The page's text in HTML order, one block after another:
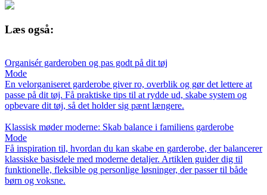
Læs også:
Organisér garderoben og pas godt på dit tøj
Mode
En velorganiseret garderobe giver ro, overblik og gør det lettere at
passe på dit tøj. Få praktiske tips til at rydde ud, skabe system og
opbevare dit tøj, så det holder sig pænt længere.
Klassisk møder moderne: Skab balance i familiens garderobe
Mode
Få inspiration til, hvordan du kan skabe en garderobe, der balancerer
klassiske basisdele med moderne detaljer. Artiklen guider dig til
funktionelle, fleksible og personlige løsninger, der passer til både
børn og voksne.